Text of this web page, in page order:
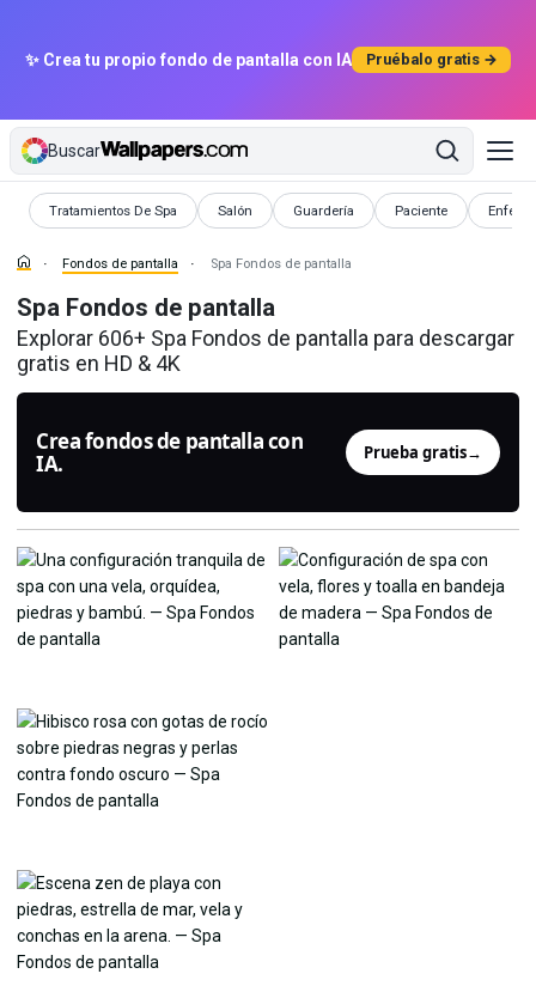
✨ Crea tu propio fondo de pantalla con IA Pruébalo gratis →
Buscar
Tratamientos De Spa
Fondos de pantalla Salón
Fondos de pantalla
Guardería
Fondos de pantallaPaciente
Fondos de pantalla
Fondos de pantalla Spa Fondos de pantalla
Spa Fondos de pantalla
Explorar 606+ Spa Fondos de pantalla para descargar
gratis en HD & 4K
Crea fondos de pantalla con
IA.
Prueba gratis→